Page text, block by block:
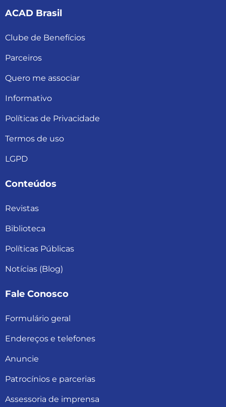
ACAD Brasil
Clube de Benefícios
Parceiros
Quero me associar
Informativo
Políticas de Privacidade
Termos de uso
LGPD
Conteúdos
Revistas
Biblioteca
Políticas Públicas
Notícias (Blog)
Fale Conosco
Formulário geral
Endereços e telefones
Anuncie
Patrocínios e parcerias
Assessoria de imprensa